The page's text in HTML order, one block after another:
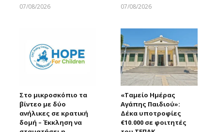
07/08/2026
07/08/2026
Στο μικροσκόπιο τα
βίντεο με δύο
ανήλικες σε κρατική
δομή – Έκκληση να
«Ταμείο Ημέρας
Αγάπης Παιδιού»:
Δέκα υποτροφίες
€10.000 σε φοιτητές